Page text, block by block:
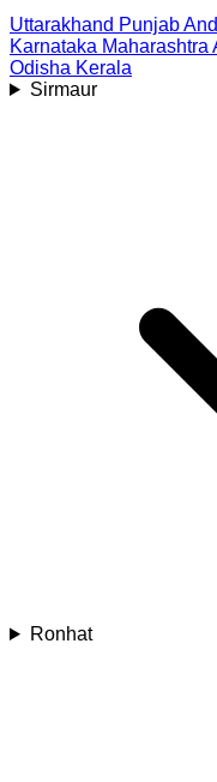
Uttarakhand Punjab
Karnataka Maharashtra
Odisha Kerala
Sirmaur
Ronhat